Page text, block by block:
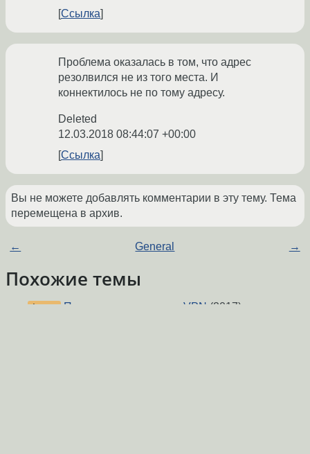
Ссылка
Проблема оказалась в том, что адрес
резолвился не из того места. И
коннектилось не по тому адресу.
Deleted
12.03.2018 08:44:07 +00:00
Ссылка
Вы не можете добавлять комментарии в эту тему. Тема
перемещена в архив.
← General →
Похожие темы
Форум Помогите донастроить VPN (2017)